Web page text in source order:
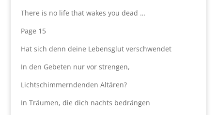
There is no life that wakes you dead …
Page 15
Hat sich denn deine Lebensglut verschwendet
In den Gebeten nur vor strengen,
Lichtschimmerndenden Altären?
In Träumen, die dich nachts bedrängen